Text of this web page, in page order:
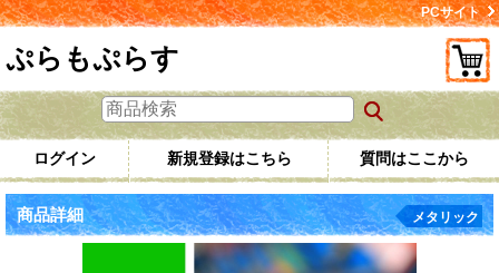
PCサイト
ぷらもぷらす
ログイン 新規登録はこちら 質問はここから
商品詳細 メタリック